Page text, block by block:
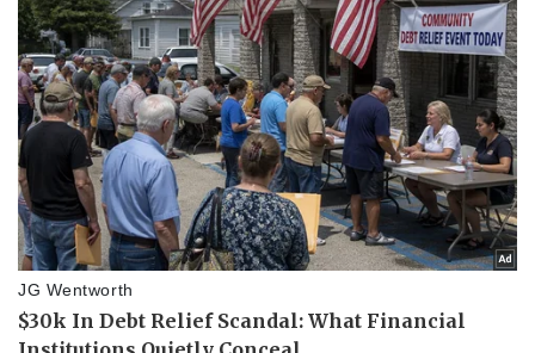
Doanh nghiệp
Thông tin doanh nghiệp
Công nghệ
Sành điệu